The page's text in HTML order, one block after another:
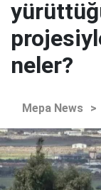
neler?
Mepa News >